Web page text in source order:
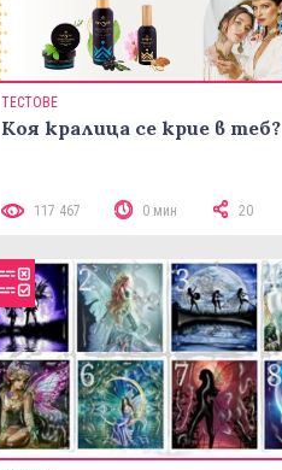
ТЕСТОВЕ
Коя кралица се крие в теб?
117 467 0 мин 20